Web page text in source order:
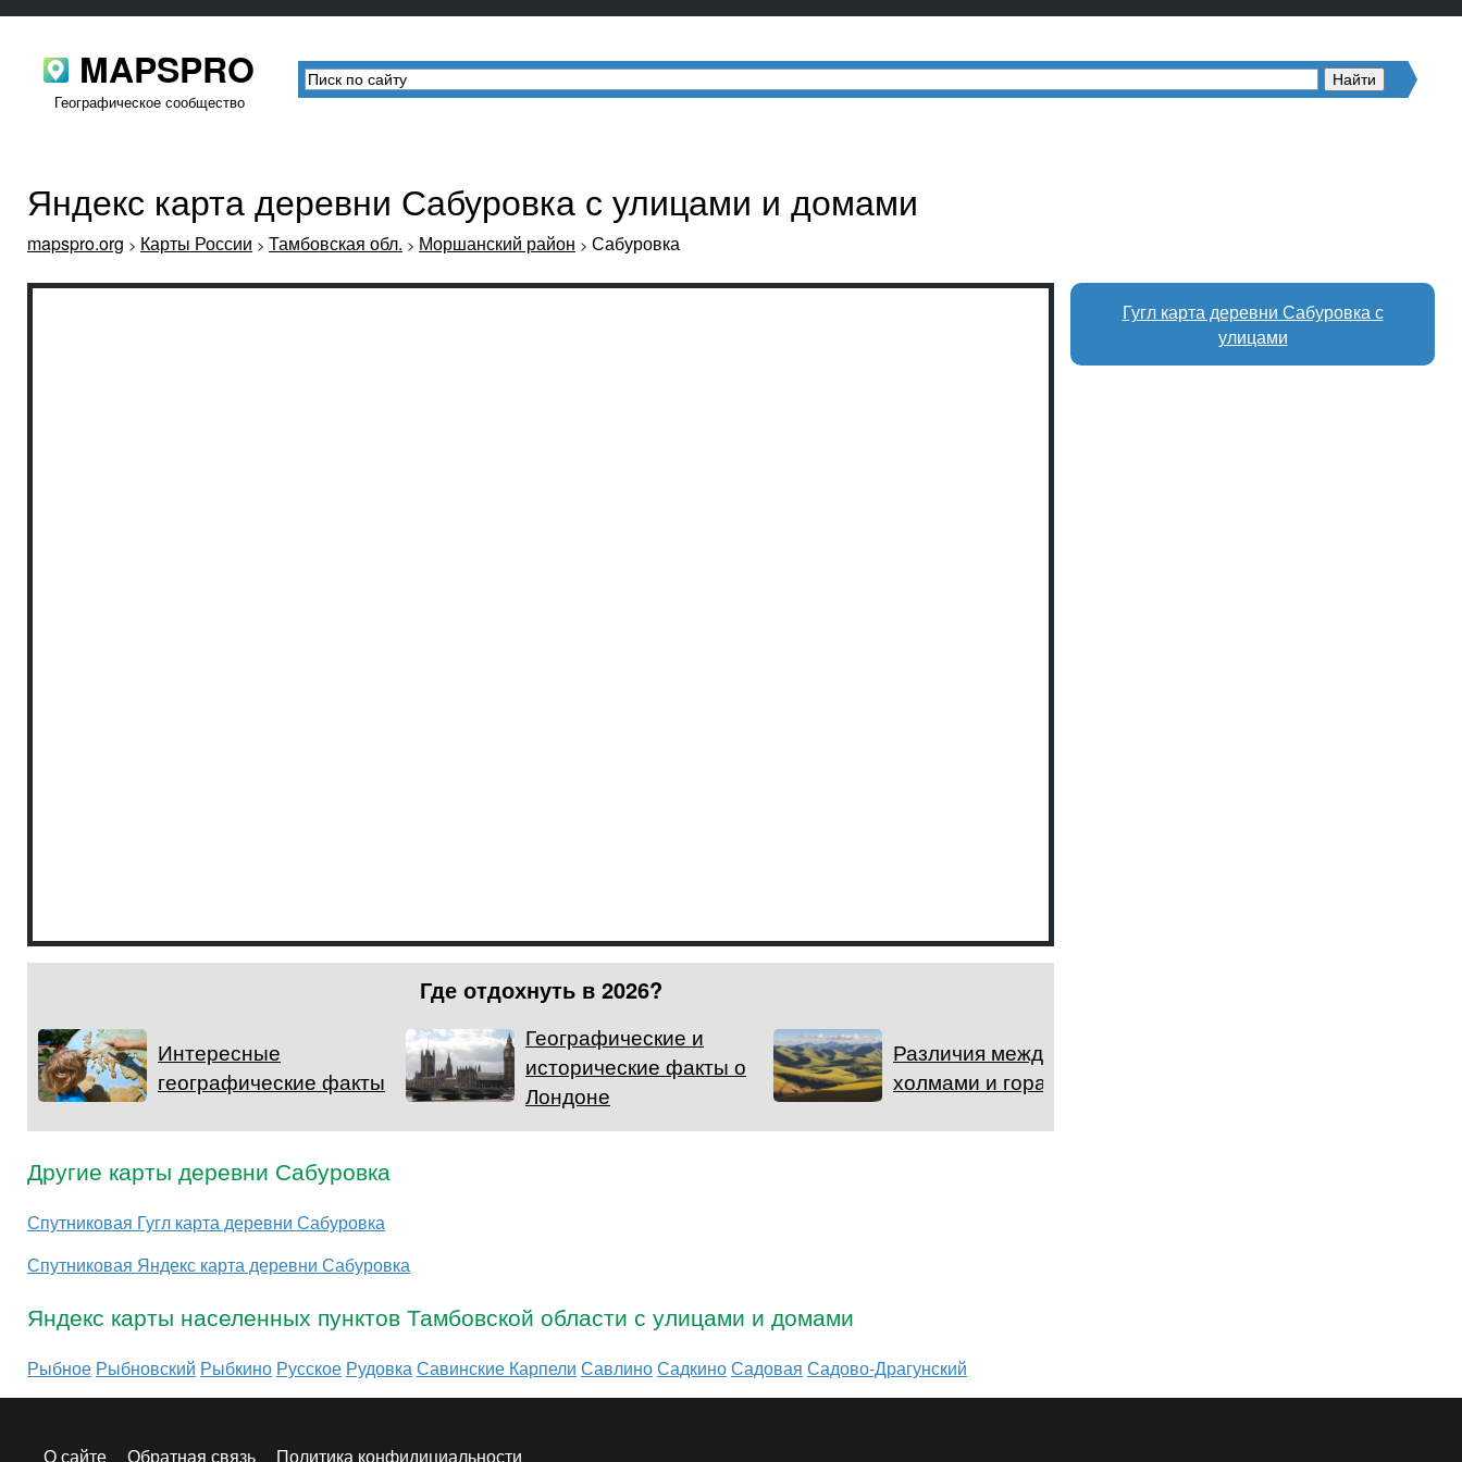
MAPSPRO
Географическое сообщество
Яндекс карта деревни Сабуровка с улицами и домами
mapspro.org > Карты России > Тамбовская обл. > Моршанский район > Сабуровка
Где отдохнуть в 2026?
Интересные
географические факты
Географические и
исторические факты о
Лондоне
Различия между
холмами и горами
Гугл карта деревни Сабуровка с
улицами
Другие карты деревни Сабуровка
Спутниковая Гугл карта деревни Сабуровка
Спутниковая Яндекс карта деревни Сабуровка
Яндекс карты населенных пунктов Тамбовской области с улицами и домами
Рыбное Рыбновский Рыбкино Русское РудовкаСавинские Карпели СавлиноСадкиноСадовая Садово-Драгунский
О сайте Обратная связь Политика конфидициальности